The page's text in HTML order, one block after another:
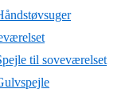
til soveværelset